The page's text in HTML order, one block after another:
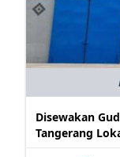
Disewakan
Tangerang